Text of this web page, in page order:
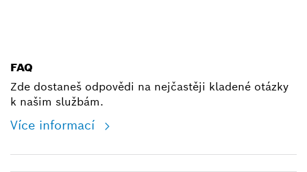
FAQ
Zde dostaneš odpovědi na nejčastěji kladené otázky
k našim službám.
Více informací